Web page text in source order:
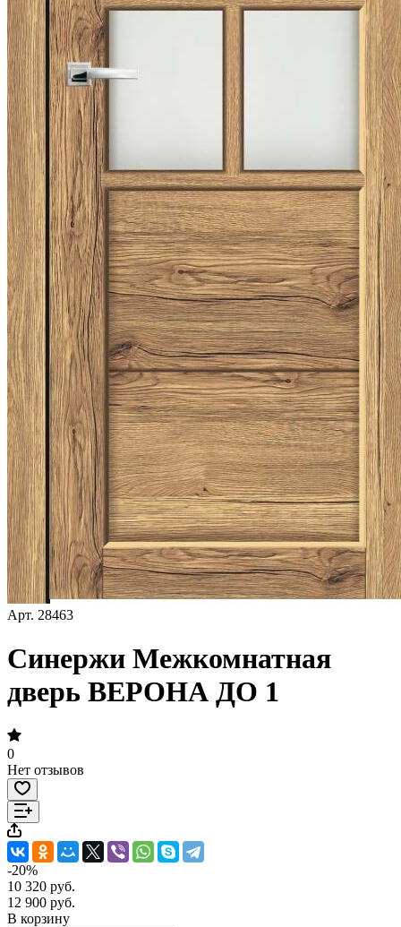
Арт. 28463
Синержи Межкомнатная
дверь ВЕРОНА ДО 1
0
Нет отзывов
-20%
10 320 руб.
12 900 руб.
В корзину